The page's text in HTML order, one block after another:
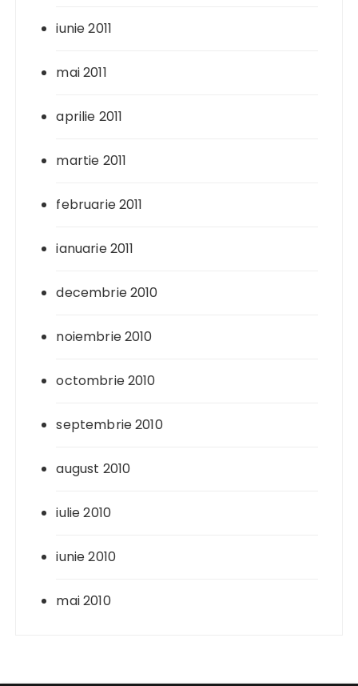
iunie 2011
mai 2011
aprilie 2011
martie 2011
februarie 2011
ianuarie 2011
decembrie 2010
noiembrie 2010
octombrie 2010
septembrie 2010
august 2010
iulie 2010
iunie 2010
mai 2010